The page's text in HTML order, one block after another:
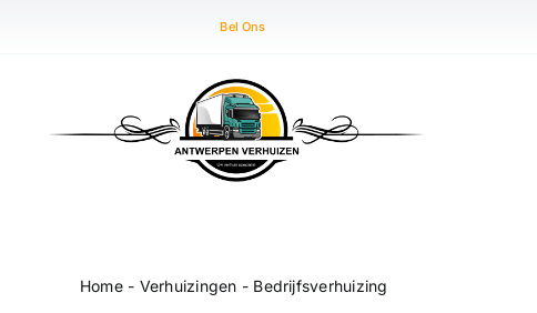
Bel Ons
Home- Verhuizingen - Bedrijfsverhuizing